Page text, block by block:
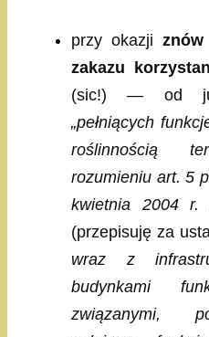
przy okazji
zakazu
(sic!) — od
„pełniących
roślinnością
rozumieniu art. 5
kwietnia 2004
(przepisuję za
wraz z
budynkami
związanymi,